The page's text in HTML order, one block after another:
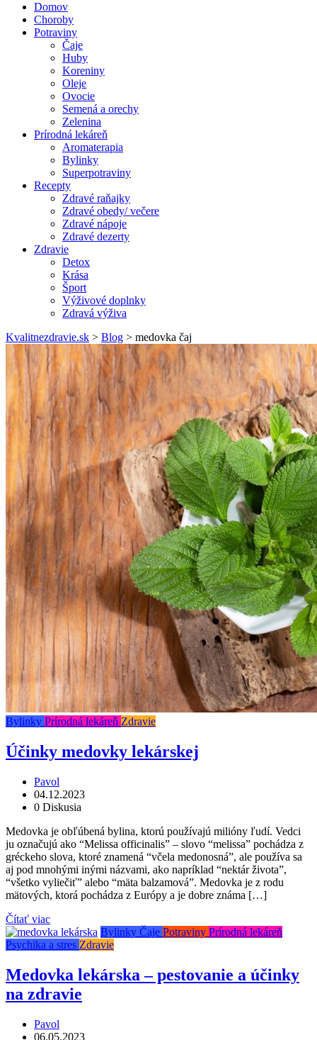
Domov
Choroby
Potraviny
Čaje
Huby
Koreniny
Oleje
Ovocie
Semená a orechy
Zelenina
Prírodná lekáreň
Aromaterapia
Bylinky
Superpotraviny
Recepty
Zdravé raňajky
Zdravé obedy/ večere
Zdravé nápoje
Zdravé dezerty
Zdravie
Detox
Krása
Šport
Výživové doplnky
Zdravá výživa
Kvalitnezdravie.sk > Blog > medovka čaj
Bylinky Prírodná lekáreň Zdravie
Účinky medovky lekárskej
Pavol
04.12.2023
0 Diskusia
Medovka je obľúbená bylina, ktorú používajú milióny ľudí. Vedci
ju označujú ako “Melissa officinalis” – slovo “melissa” pochádza z
gréckeho slova, ktoré znamená “včela medonosná”, ale používa sa
aj pod mnohými inými názvami, ako napríklad “nektár života”,
“všetko vyliečiť” alebo “mäta balzamová”. Medovka je z rodu
mätových, ktorá pochádza z Európy a je dobre známa […]
Čítať viac
Bylinky Čaje Potraviny Prírodná lekáreň
Psychika a stres Zdravie
Medovka lekárska – pestovanie a účinky
na zdravie
Pavol
06.05.2023